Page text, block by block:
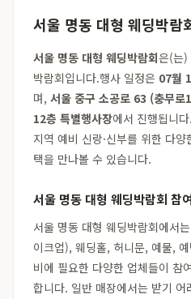
서울 명동 대형 웨딩박람
서울 명동 대형 웨딩박람회은(는)
박람회입니다.행사 일정은 07월
며, 서울 중구 소공로 63 (충무
12층 특별행사장에서 진행됩니
지역 예비 신랑·신부를 위한 다
택을 만나볼 수 있습니다.
서울 명동 대형 웨딩박람회 참
서울 명동 대형 웨딩박람회에서
이크업), 웨딩홀, 허니문, 예물,
비에 필요한 다양한 업체들이 참
합니다. 일반 매장에서는 받기